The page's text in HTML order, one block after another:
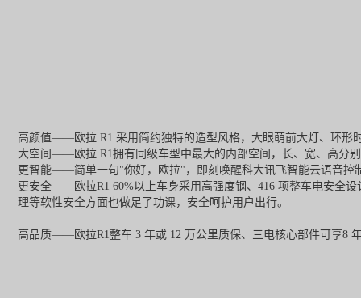
高颜值——欧拉 R1 采用简约独特的造型风格，大眼萌前大灯、环形
大空间——欧拉 R1拥有同级车型中最大的内部空间，长、宽、高分别
更智能——简单一句"你好，欧拉"，即刻唤醒科大讯飞智能云语音控
更安全——欧拉R1 60%以上车身采用高强度钢、416 项整车电安全
理等软性安全方面也做足了功课，安全呵护用户出行。
高品质——欧拉R1整车 3 年或 12 万公里质保、三电核心部件可享8